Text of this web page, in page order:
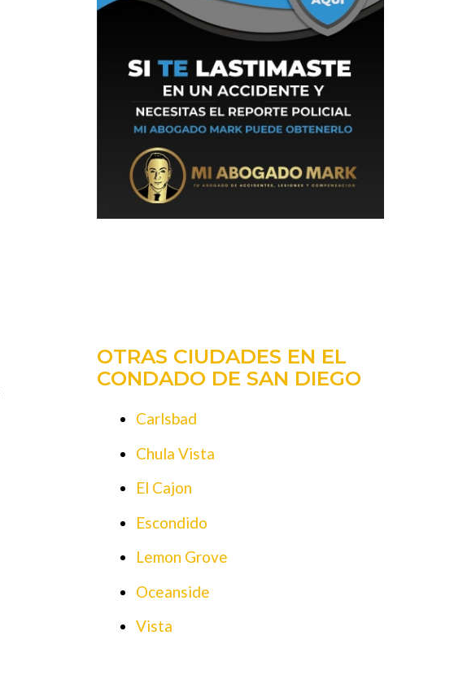
OTRAS CIUDADES EN EL
CONDADO DE SAN DIEGO
Carlsbad
Chula Vista
El Cajon
Escondido
Lemon Grove
Oceanside
Vista